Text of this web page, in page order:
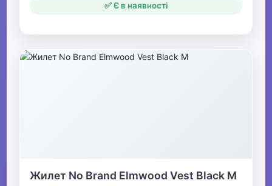
✅ Є в наявності
Жилет No Brand Elmwood Vest Black M